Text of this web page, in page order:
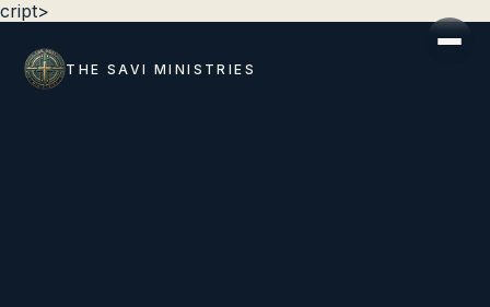
cript>
THE SAVI MINISTRIES